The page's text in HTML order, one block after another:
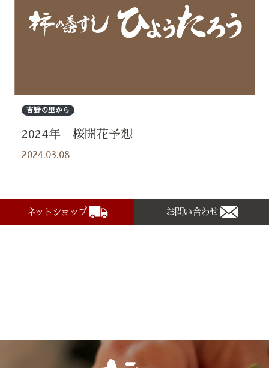
吉野の里から
2024年 桜開花予想
2024.03.08
ネットショップ お問い合わせ